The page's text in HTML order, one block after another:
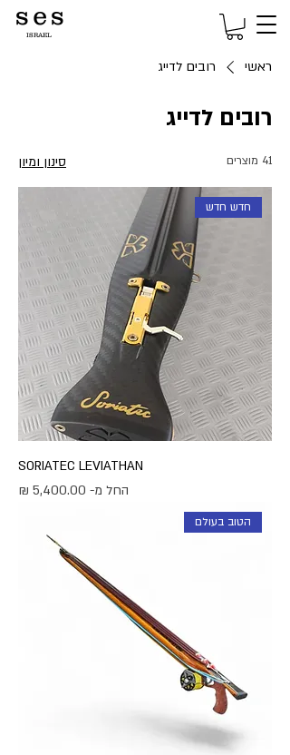
s e s
ISRAEL
ראשי רובים לדייג
רובים לדייג
41 מוצרים סינון ומיון
חדש חדש
SORIATEC LEVIATHAN
החל מ-
מחיר מבצע
הטוב בעולם